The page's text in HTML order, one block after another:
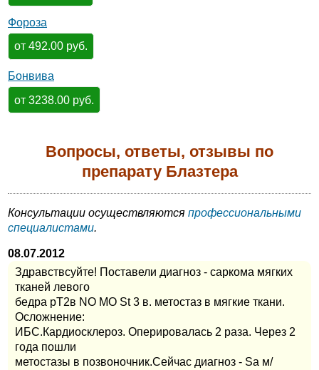
Фороза
от 492.00 руб.
Бонвива
от 3238.00 руб.
Вопросы, ответы, отзывы по
препарату Блазтера
Консультации осуществляются профессиональными
специалистами.
08.07.2012
Здравствсуйте! Поставели диагноз - саркома мягких
тканей левого
бедра pT2в NO MO St 3 в. метостаз в мягкие ткани.
Осложнение:
ИБС.Кардиосклероз. Оперировалась 2 раза. Через 2
года пошли
метостазы в позвоночник.Сейчас диагноз - Sa м/